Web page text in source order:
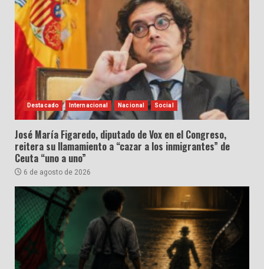
Destacado Internacional Nacional Social
José María Figaredo, diputado de Vox en el Congreso,
reitera su llamamiento a “cazar a los inmigrantes” de
Ceuta “uno a uno”
6 de agosto de 2026